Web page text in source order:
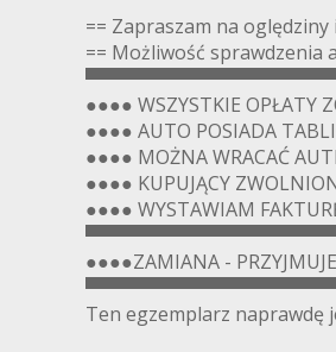
== Zapraszam na
== Możliwość sprawdzenia
●●●● WSZYSTKIE OPŁATY
●●●● AUTO POSIADA
●●●● MOŻNA WRACAĆ
●●●● KUPUJĄCY
●●●● WYSTAWIAM
●●●●ZAMIANA -
Ten egzemplarz naprawdę